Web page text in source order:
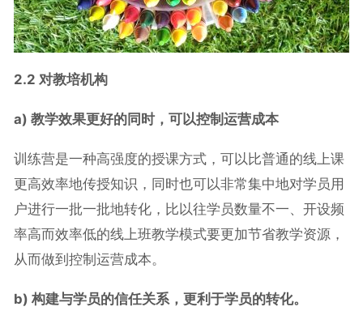
2.2 对教培机构
a) 教学效果更好的同时，可以控制运营成本
训练营是一种高强度的授课方式，可以比普通的线上课
更高效率地传授知识，同时也可以非常集中地对学员用
户进行一批一批地转化，比以往学员数量不一、开设频
率高而效率低的线上班教学模式要更加节省教学资源，
从而做到控制运营成本。
b) 构建与学员的信任关系，更利于学员的转化。